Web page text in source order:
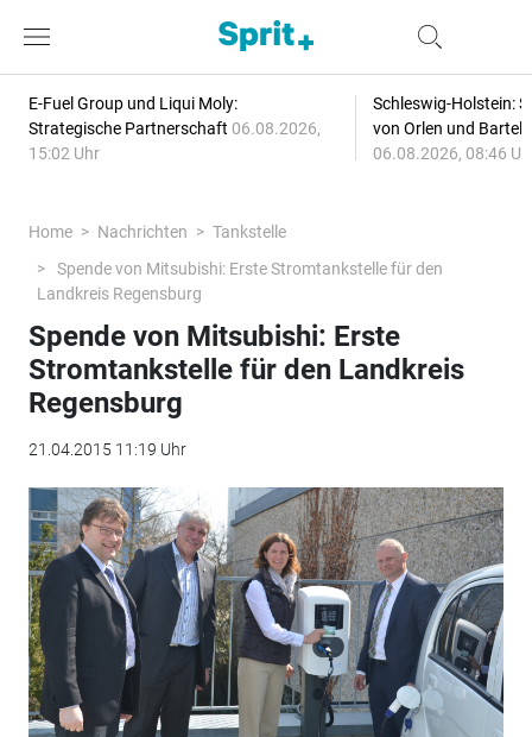
E-Fuel Group und Liqui Moly:
Strategische Partnerschaft 06.08.2026,
15:02 Uhr
Schleswig-Holstein:
von Orlen und
06.08.2026, 08:46
Home Nachrichten
Tankstelle
Spende von Mitsubishi: Erste Stromtankstelle für den
Landkreis Regensburg
Spende von Mitsubishi: Erste
Stromtankstelle für den Landkreis
Regensburg
21.04.2015 11:19 Uhr